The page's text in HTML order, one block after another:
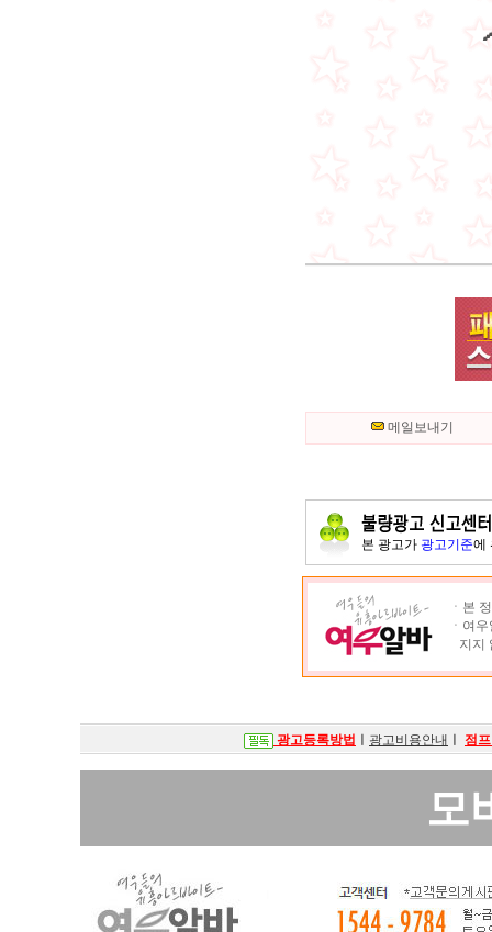
메일보내기
본 광고가 광고기준에
ㆍ본
ㆍ여
지지
광고등록방법 광고비용안내 점
모